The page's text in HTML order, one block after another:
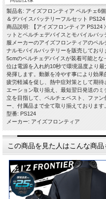
製品名: アイズフロンティア ペルチェ6
＆デバイスバッテリーフルセット
商品説明: 【アイズフロンティア PS124
ットとペルチェデバイスとモバイルバ
服メーカーのアイズフロンティアのペ
ナルモバイルバッテリーを販売してお
5cmのペルチェデバイスが装着可能と
位は電源を入れ約10秒で環境温度より
発揮します。動脈を冷やす事により効
疲労軽減を促し、熱中症対策として期
エーション取り揃え、最短翌日発送の
立を目指して、ペルチェベスト、ファ
ー、付属品まで全て取り揃えております
型番: PS124
メーカー: アイズフロンティア
この商品を見た人はこんな商